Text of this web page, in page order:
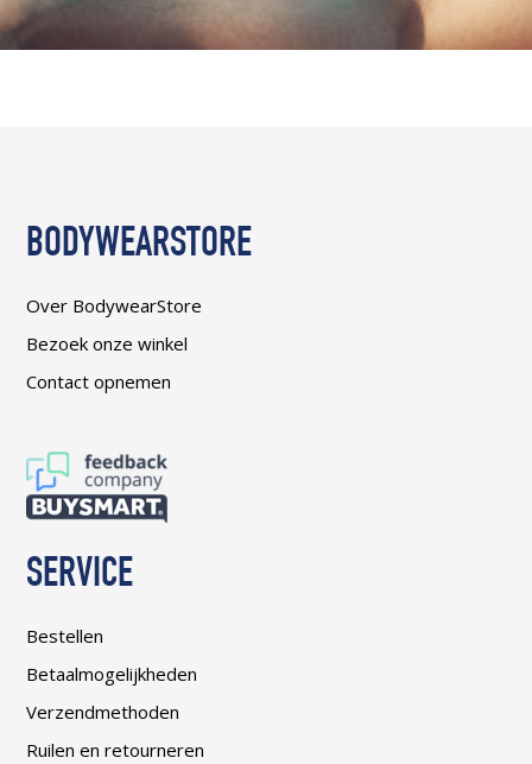
BODYWEARSTORE
Over BodywearStore
Bezoek onze winkel
Contact opnemen
SERVICE
Bestellen
Betaalmogelijkheden
Verzendmethoden
Ruilen en retourneren